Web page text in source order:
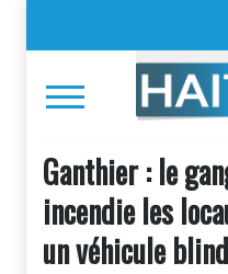
Ganthier : le
incendie les
un véhicule